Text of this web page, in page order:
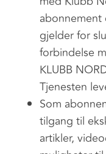
abonnement
gjelder for
forbindelse
KLUBB
Tjenesten
Som
tilgang til
artikler,